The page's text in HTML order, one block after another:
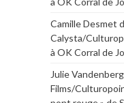
Camille Desmet
Calysta/
à OK Corral de
Julie
Films/